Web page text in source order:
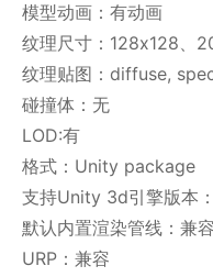
模型动画：有动画
纹理尺寸：128x128、
纹理贴图：diffuse,
碰撞体：无
LOD:有
格式：Unity package
支持Unity 3d引擎版本
默认内置渲染管线：兼容
URP：兼容